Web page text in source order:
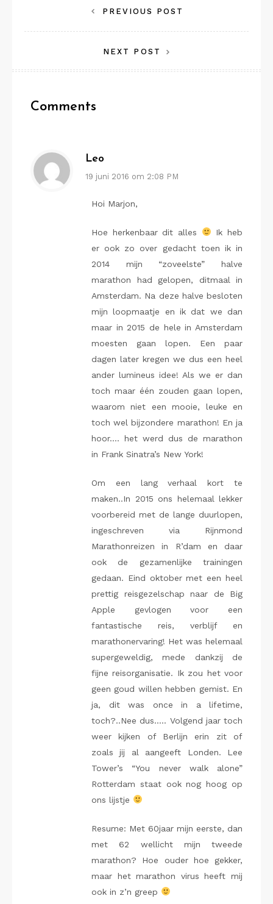
navigatie
PREVIOUS POST
NEXT POST
Comments
Leo
19 juni 2016 om 2:08 PM
Hoi Marjon,
Hoe herkenbaar dit alles
Ik heb
er ook zo over gedacht toen ik in
2014 mijn “zoveelste” halve
marathon had gelopen, ditmaal in
Amsterdam. Na deze halve besloten
mijn loopmaatje en ik dat we dan
maar in 2015 de hele in Amsterdam
moesten gaan lopen. Een paar
dagen later kregen we dus een heel
ander lumineus idee! Als we er dan
toch maar één zouden gaan lopen,
waarom niet een mooie, leuke en
toch wel bijzondere marathon! En ja
hoor…. het werd dus de marathon
in Frank Sinatra’s New York!
Om een lang verhaal kort te
maken..In 2015 ons helemaal lekker
voorbereid met de lange duurlopen,
ingeschreven via Rijnmond
Marathonreizen in R’dam en daar
ook de gezamenlijke trainingen
gedaan. Eind oktober met een heel
prettig reisgezelschap naar de Big
Apple gevlogen voor een
fantastische reis, verblijf en
marathonervaring! Het was helemaal
supergeweldig, mede dankzij de
fijne reisorganisatie. Ik zou het voor
geen goud willen hebben gemist. En
ja, dit was once in a lifetime,
toch?..Nee dus….. Volgend jaar toch
weer kijken of Berlijn erin zit of
zoals jij al aangeeft Londen. Lee
Tower’s “You never walk alone”
Rotterdam staat ook nog hoog op
ons lijstje
Resume: Met 60jaar mijn eerste, dan
met 62 wellicht mijn tweede
marathon? Hoe ouder hoe gekker,
maar het marathon virus heeft mij
ook in z’n greep